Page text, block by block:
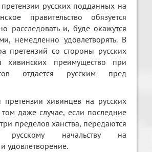
русских подданных на
правительство обязуется
расследовать и, буде окажутся
немедленно удовлетворять. В
претензий со стороны русских
хивинских преимущество при
отдается русским пред
хивинцев на русских
даже случае, если последние
пределов ханства, передаются
русскому начальству на
удовлетворение.